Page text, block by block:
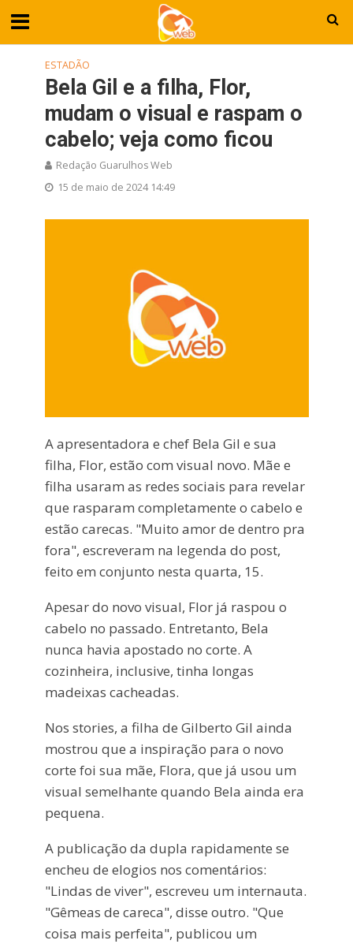
ESTADÃO
Bela Gil e a filha, Flor,
mudam o visual e raspam o
cabelo; veja como ficou
Redação Guarulhos Web
15 de maio de 2024 14:49
A apresentadora e chef Bela Gil e sua
filha, Flor, estão com visual novo. Mãe e
filha usaram as redes sociais para revelar
que rasparam completamente o cabelo e
estão carecas. "Muito amor de dentro pra
fora", escreveram na legenda do post,
feito em conjunto nesta quarta, 15.
Apesar do novo visual, Flor já raspou o
cabelo no passado. Entretanto, Bela
nunca havia apostado no corte. A
cozinheira, inclusive, tinha longas
madeixas cacheadas.
Nos stories, a filha de Gilberto Gil ainda
mostrou que a inspiração para o novo
corte foi sua mãe, Flora, que já usou um
visual semelhante quando Bela ainda era
pequena.
A publicação da dupla rapidamente se
encheu de elogios nos comentários:
"Lindas de viver", escreveu um internauta.
"Gêmeas de careca", disse outro. "Que
coisa mais perfeita", publicou um